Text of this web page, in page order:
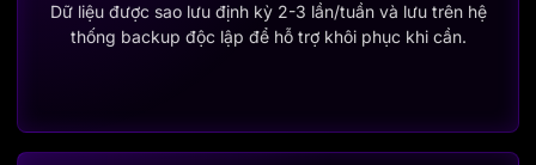
Dữ liệu được sao lưu định kỳ 2-3 lần/tuần và lưu trên hệ
thống backup độc lập để hỗ trợ khôi phục khi cần.